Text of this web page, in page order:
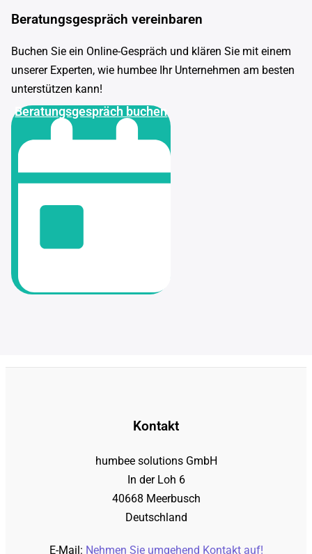
Beratungsgespräch vereinbaren
Buchen Sie ein Online-Gespräch und klären Sie mit einem
unserer Experten, wie humbee Ihr Unternehmen am besten
unterstützen kann!
Beratungsgespräch buchen
Kontakt
humbee solutions GmbH
In der Loh 6
40668 Meerbusch
Deutschland
E-Mail: Nehmen Sie umgehend Kontakt auf!